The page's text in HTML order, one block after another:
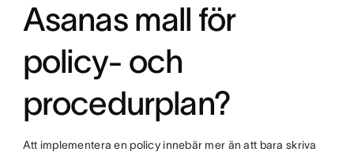
Asanas mall för
policy- och
procedurplan?
Att implementera en policy innebär mer än att bara skriva